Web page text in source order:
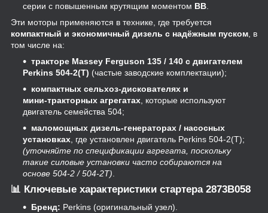
серии с повышенным крутящим моментом BB
Эти моторы применяются в технике, где требуется
компактный и экономичный дизель с надёжным пуском , в
том числе на:
тракторе Massey Ferguson 135 / 140 с двигателем
Perkins 504‑2(T) (частые заводские комплектации);
компактных сельхоз‑дискователях и
мини‑тракторных агрегатах , которые используют
двигатель семейства 504;
маломощных дизель‑генераторах / насосных
установках , где установлен двигатель Perkins 504‑2(T);
(уточняйте по спецификации агрегата, поскольку
такие силовые установки часто собираются на
основе 504‑2 / 504‑2T)
📊 Ключевые характеристики стартера 2873B058
Бренд: Perkins (оригинальный узел).